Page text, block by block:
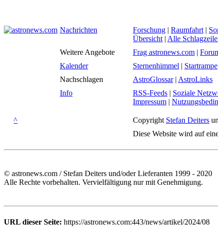
Nachrichten Forschung | Raumfahrt |
Übersicht | Alle
Weitere Angebote
Frag astronews.com |
Kalender
Sternenhimmel | Startrampe
Nachschlagen
AstroGlossar| AstroLinks
Info
RSS-Feeds | Soziale
Impressum |
^ Copyright Stefan Deiters
Diese Website wird auf
© astronews.com / Stefan Deiters und/oder Lieferanten 1999 - 2020
Alle Rechte vorbehalten. Vervielfältigung nur mit Genehmigung.
URL dieser Seite: https://astronews.com:443/news/artikel/2024/08